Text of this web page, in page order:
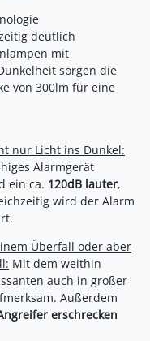
deutlich
mit
sorgen die
von 300lm für eine
nur Licht ins Dunkel:
Alarmgerät
ein ca. 120dB lauter,
wird der Alarm
Überfall oder aber
Mit dem weithin
auch in großer
Außerdem
erschrecken